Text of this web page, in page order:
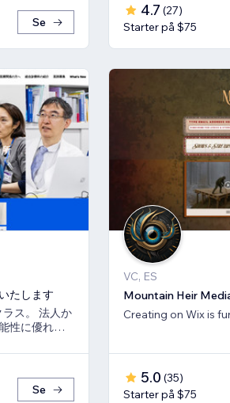
Se
4.7 (27)
Starter på $75
たします
ス。 法人か
性に優れた
Se
VC, ES
Mountain Heir
Creating on Wix is
5.0 (35)
Starter på $75